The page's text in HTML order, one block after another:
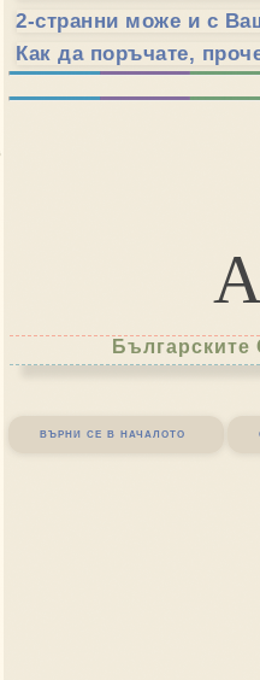
2-странни може и с
Как да поръчате,
върни се в началото